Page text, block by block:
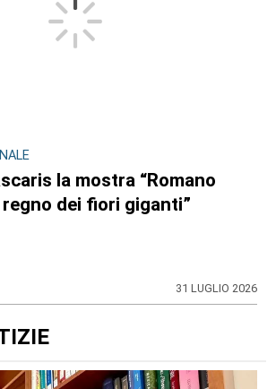
la mostra “Romano
regno dei fiori giganti”
31 LUGLIO 2026